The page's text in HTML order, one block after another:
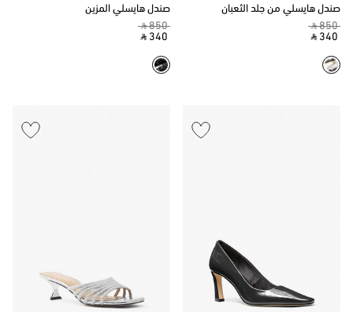
صندل هايسلي من جلد الثعبان
‎ ⃁ 850 ‎
‎ ⃁ 340 ‎
صندل هايسلي المزين
‎ ⃁ 850 ‎
‎ ⃁ 340 ‎